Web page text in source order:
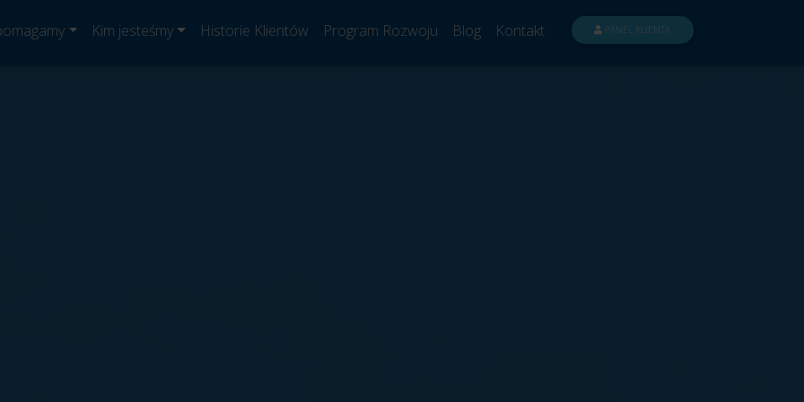
Kim jesteśmy Historie Klientów Program Rozwoju Blog Kontakt PANEL KLIENTA